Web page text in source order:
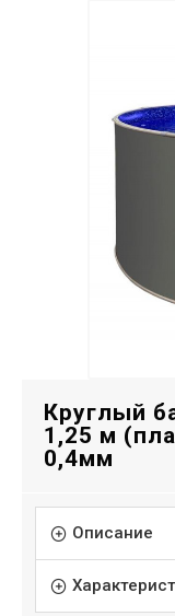
Круглый
1,25 м
0,4мм
Описание